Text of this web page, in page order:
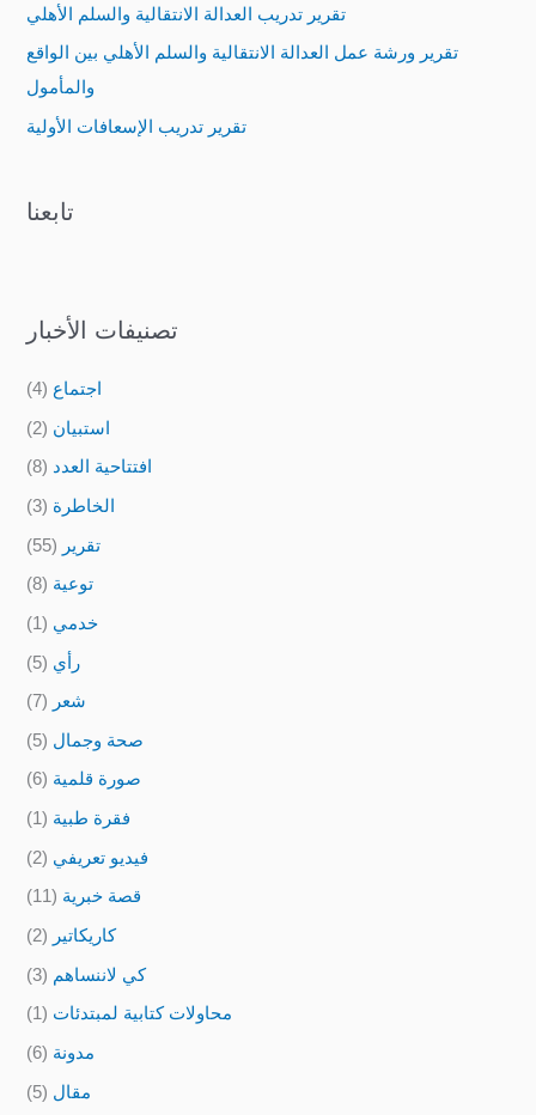
o
r
:
تقرير تدريب العدالة الانتقالية والسلم الأهلي
تقرير ورشة عمل العدالة الانتقالية والسلم الأهلي بين الواقع
والمأمول
تقرير تدريب الإسعافات الأولية
تابعنا
تصنيفات الأخبار
اجتماع (4)
استبيان (2)
افتتاحية العدد (8)
الخاطرة (3)
تقرير (55)
توعية (8)
خدمي (1)
رأي (5)
شعر (7)
صحة وجمال (5)
صورة قلمية (6)
فقرة طبية (1)
فيديو تعريفي (2)
قصة خبرية (11)
كاريكاتير (2)
كي لاننساهم (3)
محاولات كتابية لمبتدئات (1)
مدونة (6)
مقال (5)